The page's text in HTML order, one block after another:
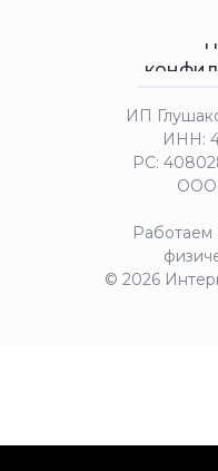
© 2026
ИП
ИНН:
РС:
ООО